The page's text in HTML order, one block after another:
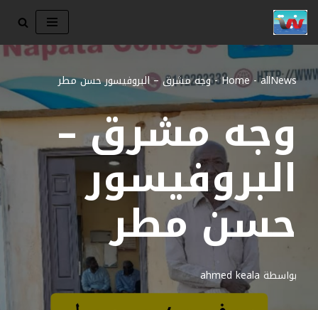
تخطى
إلى
المحتوى
Home-allNews
-وجه مشرق – البروفيسور حسن مطر
وجه مشرق –
البروفيسور
حسن مطر
بواسطة ahmed keala